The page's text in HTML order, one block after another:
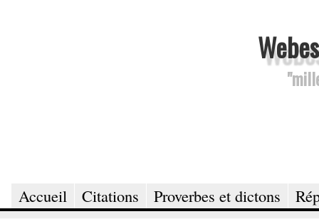
Accueil Citations Proverbes et dictons